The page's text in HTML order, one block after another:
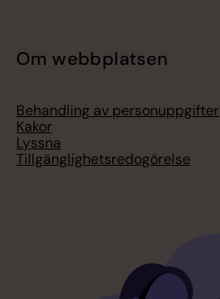
Om webbplatsen
Behandling av personuppgifter
Kakor
Lyssna
Tillgänglighetsredogörelse